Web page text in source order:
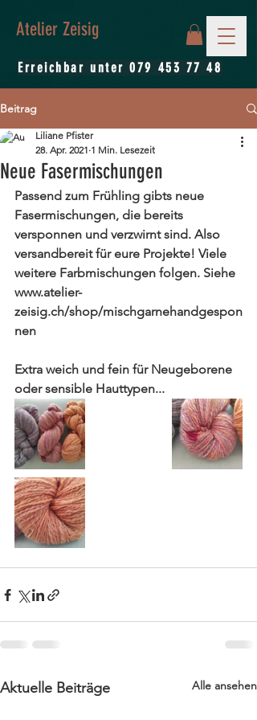
Erreichbar unter079 453 77 48
Atelier Zeisig
Beitrag
Neue Fasermischungen
Liliane Pfister
28. Apr. 2021 1 Min. Lesezeit
Passend zum Frühling gibts neue
Fasermischungen, die bereits
versponnen und verzwirnt sind. Also
versandbereit für eure Projekte! Viele
weitere Farbmischungen folgen. Siehe
www.atelier-
zeisig.ch/shop/mischgarnehandgespon
nen
Extra weich und fein für Neugeborene
oder sensible Hauttypen...
Aktuelle Beiträge Alle ansehen